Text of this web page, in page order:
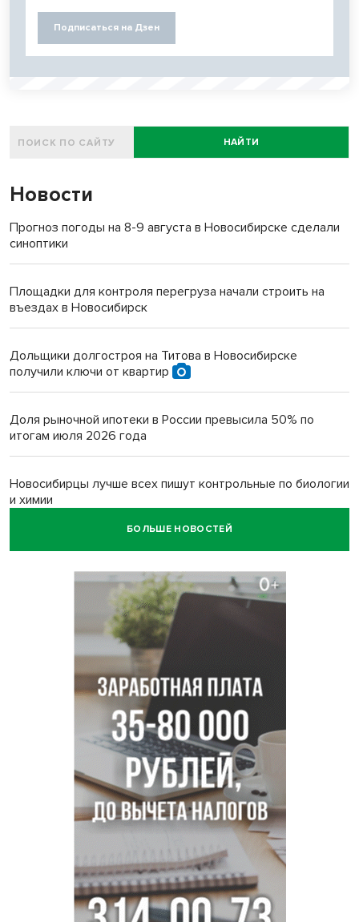
Подписаться на Дзен
НАЙТИ
Новости
Прогноз погоды на 8-9 августа в Новосибирске сделали
синоптики
Площадки для контроля перегруза начали строить на
въездах в Новосибирск
Дольщики долгостроя на Титова в Новосибирске
получили ключи от квартир
Доля рыночной ипотеки в России превысила 50% по
итогам июля 2026 года
Новосибирцы лучше всех пишут контрольные по биологии
и химии
Нейросеть для диагностики депрессии в крови создали в
Двум бойцам СВО после минно-взрывной травмы
«оживили» нервы в Новосибирске
Персидский ковер «108 шахов» впервые вывезли из музея
Востока в Новосибирск
Актриса из Новосибирска Евгения Туркова сыграла мать
в сериале «Малой»
БОЛЬШЕ НОВОСТЕЙ